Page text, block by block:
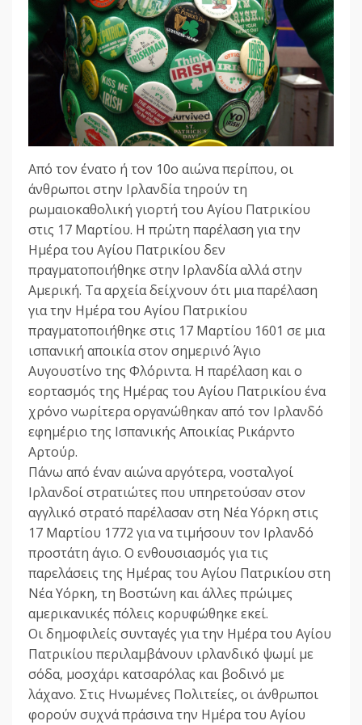
Από τον ένατο ή τον 10ο αιώνα περίπου, οι
άνθρωποι στην Ιρλανδία τηρούν τη
ρωμαιοκαθολική γιορτή του Αγίου Πατρικίου
στις 17 Μαρτίου. Η πρώτη παρέλαση για την
Ημέρα του Αγίου Πατρικίου δεν
πραγματοποιήθηκε στην Ιρλανδία αλλά στην
Αμερική. Τα αρχεία δείχνουν ότι μια παρέλαση
για την Ημέρα του Αγίου Πατρικίου
πραγματοποιήθηκε στις 17 Μαρτίου 1601 σε μια
ισπανική αποικία στον σημερινό Άγιο
Αυγουστίνο της Φλόριντα. Η παρέλαση και ο
εορτασμός της Ημέρας του Αγίου Πατρικίου ένα
χρόνο νωρίτερα οργανώθηκαν από τον Ιρλανδό
εφημέριο της Ισπανικής Αποικίας Ρικάρντο
Αρτούρ.
Πάνω από έναν αιώνα αργότερα, νοσταλγοί
Ιρλανδοί στρατιώτες που υπηρετούσαν στον
αγγλικό στρατό παρέλασαν στη Νέα Υόρκη στις
17 Μαρτίου 1772 για να τιμήσουν τον Ιρλανδό
προστάτη άγιο. Ο ενθουσιασμός για τις
παρελάσεις της Ημέρας του Αγίου Πατρικίου στη
Νέα Υόρκη, τη Βοστώνη και άλλες πρώιμες
αμερικανικές πόλεις κορυφώθηκε εκεί.
Οι δημοφιλείς συνταγές για την Ημέρα του Αγίου
Πατρικίου περιλαμβάνουν ιρλανδικό ψωμί με
σόδα, μοσχάρι κατσαρόλας και βοδινό με
λάχανo. Στις Ηνωμένες Πολιτείες, οι άνθρωποι
φορούν συχνά πράσινα την Ημέρα του Αγίου